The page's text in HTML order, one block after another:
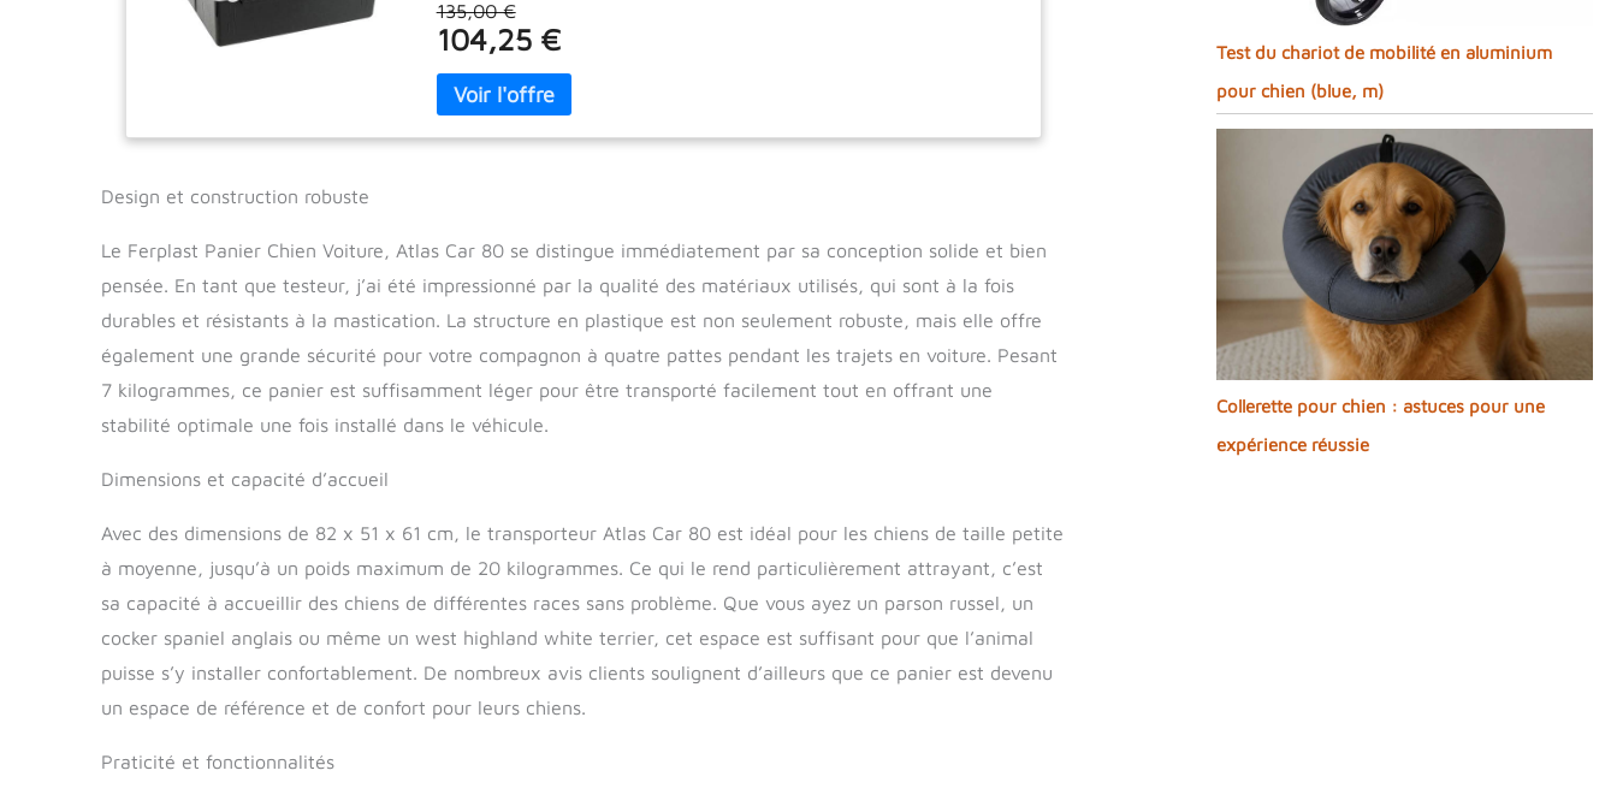
poignées latérales, larges grilles de ventilation pour une bonne aération
Compartiment de rangement pratique pour accessoires, tapis drainant
inclus Modèle conseillé pour un chien de taille moyenne ou 2 chiens de
petite taille Dimensions complètes: 82 x 51 x h 61 cm Poids maximum 20
135,00 €
104,25 €
Design et construction robuste
Le Ferplast Panier Chien Voiture, Atlas Car 80 se distingue immédiatement par sa conception solide et bien
pensée. En tant que testeur, j’ai été impressionné par la qualité des matériaux utilisés, qui sont à la fois
durables et résistants à la mastication. La structure en plastique est non seulement robuste, mais elle offre
également une grande sécurité pour votre compagnon à quatre pattes pendant les trajets en voiture. Pesant
7 kilogrammes, ce panier est suffisamment léger pour être transporté facilement tout en offrant une
stabilité optimale une fois installé dans le véhicule.
Dimensions et capacité d’accueil
Avec des dimensions de 82 x 51 x 61 cm, le transporteur Atlas Car 80 est idéal pour les chiens de taille petite
à moyenne, jusqu’à un poids maximum de 20 kilogrammes. Ce qui le rend particulièrement attrayant, c’est
sa capacité à accueillir des chiens de différentes races sans problème. Que vous ayez un parson russel, un
cocker spaniel anglais ou même un west highland white terrier, cet espace est suffisant pour que l’animal
puisse s’y installer confortablement. De nombreux avis clients soulignent d’ailleurs que ce panier est devenu
un espace de référence et de confort pour leurs chiens.
Praticité et fonctionnalités
Test du chariot de mobilité en aluminium
pour chien (blue, m)
Collerette pour chien : astuces pour une
expérience réussie